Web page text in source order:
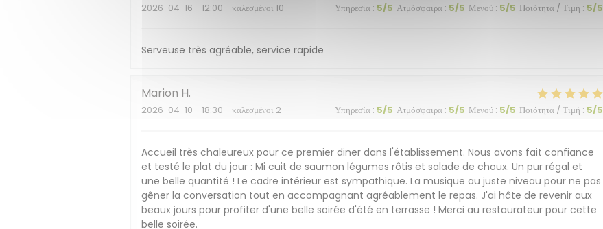
2026-04-16 - 12:00 - καλεσμένοι 10 Υπηρεσία : 5/5 Ατμόσφαιρα : 5/5 Μενού : 5/5 Ποιότητα / Τιμή : 5/5
Serveuse très agréable, service rapide
Marion H
2026-04-10 - 18:30 - καλεσμένοι 2 Υπηρεσία : 5/5 Ατμόσφαιρα : 5/5 Μενού : 5/5 Ποιότητα / Τιμή : 5/5
Accueil très chaleureux pour ce premier diner dans l'établissement. Nous avons fait confiance
et testé le plat du jour : Mi cuit de saumon légumes rôtis et salade de choux. Un pur régal et
une belle quantité ! Le cadre intérieur est sympathique. La musique au juste niveau pour ne pas
gêner la conversation tout en accompagnant agréablement le repas. J'ai hâte de revenir aux
beaux jours pour profiter d'une belle soirée d'été en terrasse ! Merci au restaurateur pour cette
belle soirée.